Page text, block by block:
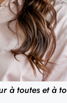
à toutes et à